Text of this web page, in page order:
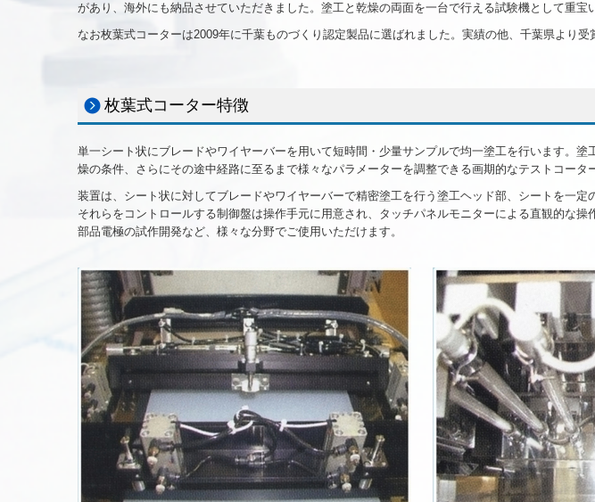
があり、海外にも納品させていただきました。塗工と乾燥の両面を一台で行える試験機として重宝
なお枚葉式コーターは2009年に千葉ものづくり認定製品に選ばれました。実績の他、千葉県より受
枚葉式コーター特徴
単一シート状にブレードやワイヤーバーを用いて短時間・少量サンプルで均一塗工を行います。
燥の条件、さらにその途中経路に至るまで様々なパラメーターを調整できる画期的なテストコータ
装置は、シート状に対してブレードやワイヤーバーで精密塗工を行う塗工ヘッド部、シートを一
それらをコントロールする制御盤は操作手元に用意され、タッチパネルモニターによる直観的な
部品電極の試作開発など、様々な分野でご使用いただけます。